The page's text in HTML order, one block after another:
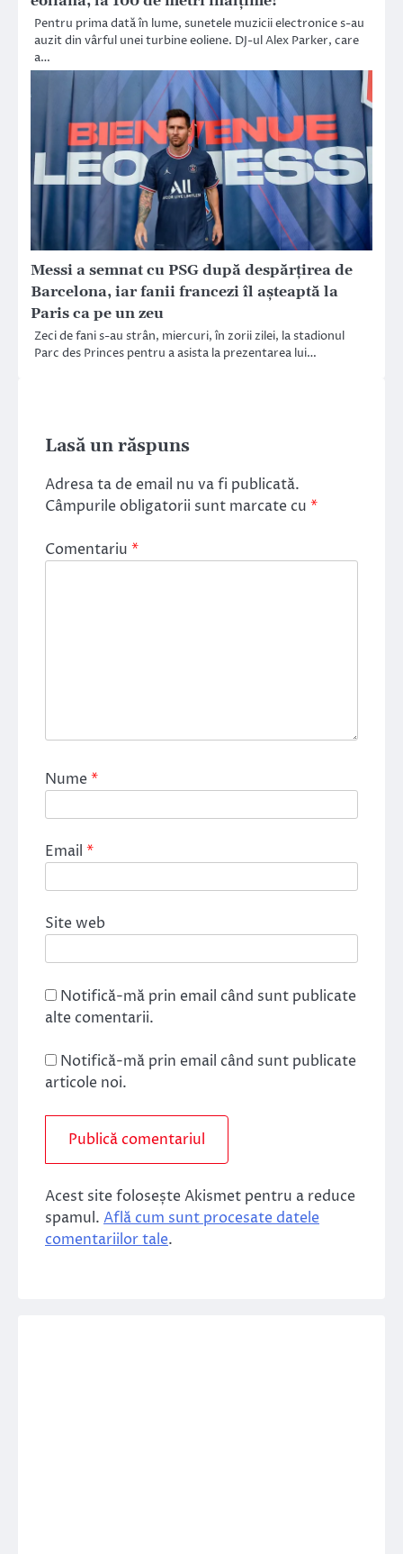
Pentru prima dată în lume, sunetele muzicii electronice s-au
auzit din vârful unei turbine eoliene. DJ-ul Alex Parker, care
a…
Messi a semnat cu PSG după despărțirea de
Barcelona, iar fanii francezi îl așteaptă la
Paris ca pe un zeu
Zeci de fani s-au strân, miercuri, în zorii zilei, la stadionul
Parc des Princes pentru a asista la prezentarea lui…
Lasă un răspuns
Adresa ta de email nu va fi publicată.
Câmpurile obligatorii sunt marcate cu *
Comentariu *
Nume*
Email *
Site web
Notifică-mă prin email când sunt publicate
alte comentarii.
Notifică-mă prin email când sunt publicate
articole noi.
Acest site folosește Akismet pentru a reduce
spamul. Află cum sunt procesate datele
comentariilor tale.